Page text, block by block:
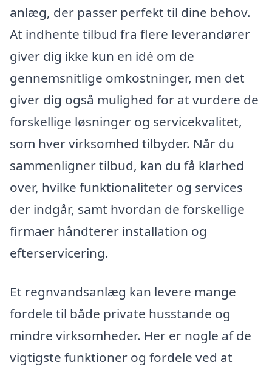
anlæg, der passer perfekt til dine behov.
At indhente tilbud fra flere leverandører
giver dig ikke kun en idé om de
gennemsnitlige omkostninger, men det
giver dig også mulighed for at vurdere de
forskellige løsninger og servicekvalitet,
som hver virksomhed tilbyder. Når du
sammenligner tilbud, kan du få klarhed
over, hvilke funktionaliteter og services
der indgår, samt hvordan de forskellige
firmaer håndterer installation og
efterservicering.
Et regnvandsanlæg kan levere mange
fordele til både private husstande og
mindre virksomheder. Her er nogle af de
vigtigste funktioner og fordele ved at